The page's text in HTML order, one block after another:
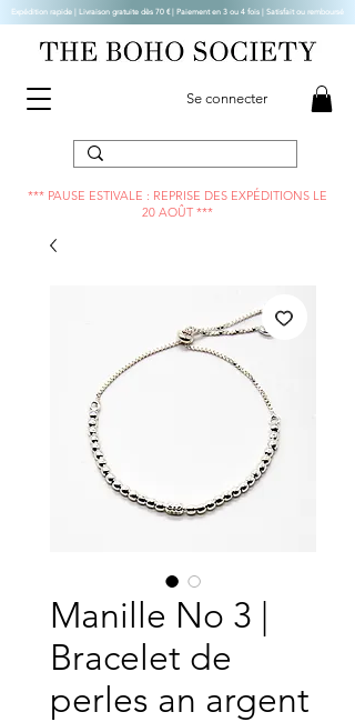
Se connecter
Expédition rapide | Livraison gratuite dès 70 € | Paiement en 3 ou 4 fois | Satisfait ou remboursé
*** PAUSE ESTIVALE : REPRISE DES EXPÉDITIONS LE
20 AOÛT ***
Manille No 3 |
Bracelet de
perles an argent